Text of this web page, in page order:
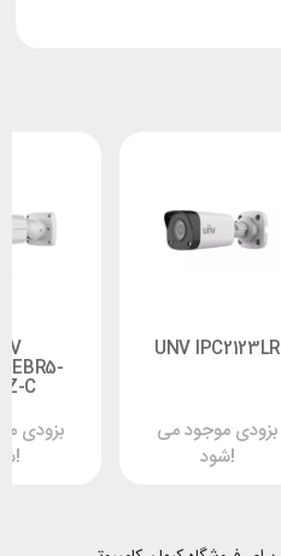
UNV IPC2123LR
بزودی موجود می
شود!
C
بزودی
شود!